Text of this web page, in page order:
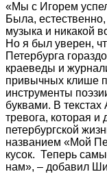
«Мы с Игорем
Была,
музыка и никакой
Но я был уверен,
Петербурга
краеведы и
привычных клише
инструменты
буквами. В
тревога, которая
петербургской
названием «Мой
кусок. Теперь
нам», – добавил